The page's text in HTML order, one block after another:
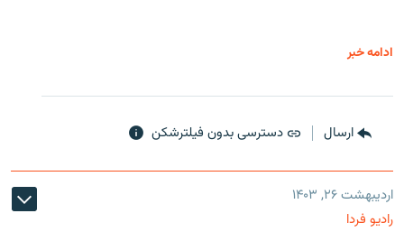
ادامه خبر
ارسال دسترسی بدون فیلترشکن
اردیبهشت ۲۶, ۱۴۰۳
رادیو فردا